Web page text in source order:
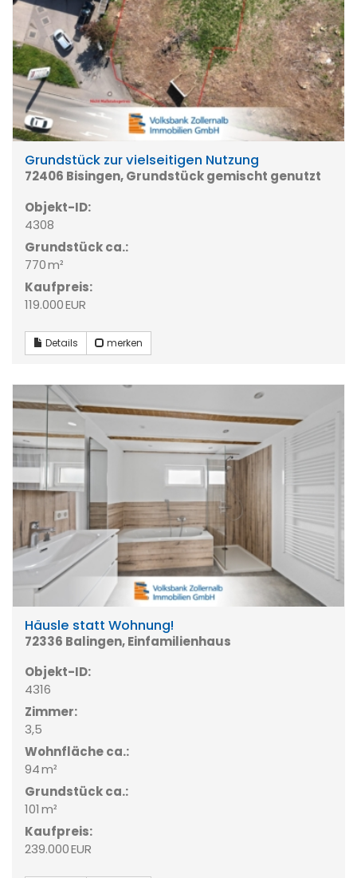
Grundstück zur vielseitigen Nutzung
72406 Bisingen, Grundstück gemischt genutzt
Objekt-ID:
4308
Grund­stück ca.:
770 m²
Kaufpreis:
119.000 EUR
Details merken
Häusle statt Wohnung!
72336 Balingen, Einfamilienhaus
Objekt-ID:
4316
Zimmer:
3,5
Wohnfläche ca.:
94 m²
Grund­stück ca.:
101 m²
Kaufpreis:
239.000 EUR